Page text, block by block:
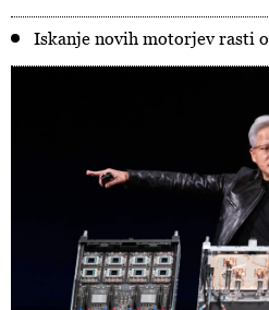
Iskanje novih motorjev rasti